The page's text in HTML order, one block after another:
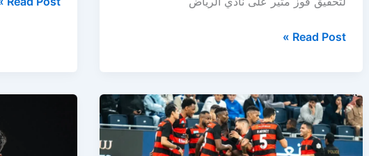
كريستيانو
بثنائية
ويقود
النصر
للفوز
Read Post »
الجولة